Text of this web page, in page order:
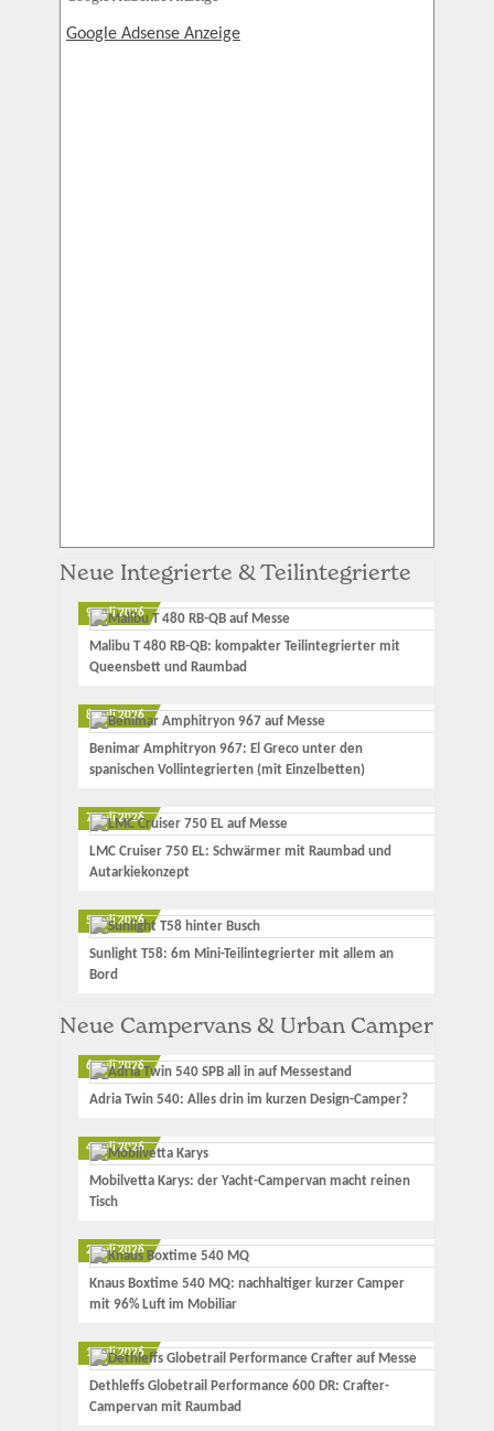
Google Adsense Anzeige
Neue Integrierte & Teilintegrierte
9. Juli 2026
Malibu T 480 RB-QB: kompakter Teilintegrierter mit
Queensbett und Raumbad
8. Juli 2026
Benimar Amphitryon 967: El Greco unter den
spanischen Vollintegrierten (mit Einzelbetten)
7. Juli 2026
LMC Cruiser 750 EL: Schwärmer mit Raumbad und
Autarkiekonzept
5. Juli 2026
Sunlight T58: 6m Mini-Teilintegrierter mit allem an
Bord
Neue Campervans & Urban Camper
6. Juli 2026
Adria Twin 540: Alles drin im kurzen Design-Camper?
4. Juli 2026
Mobilvetta Karys: der Yacht-Campervan macht reinen
Tisch
2. Juli 2026
Knaus Boxtime 540 MQ: nachhaltiger kurzer Camper
mit 96% Luft im Mobiliar
1. Juli 2026
Dethleffs Globetrail Performance 600 DR: Crafter-
Campervan mit Raumbad